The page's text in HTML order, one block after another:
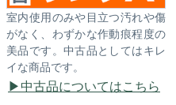
室内使用のみや目立つ汚れや傷
がなく、わずかな作動痕程度の
美品です。中古品としてはキレ
イな商品です。
中古品についてはこちら